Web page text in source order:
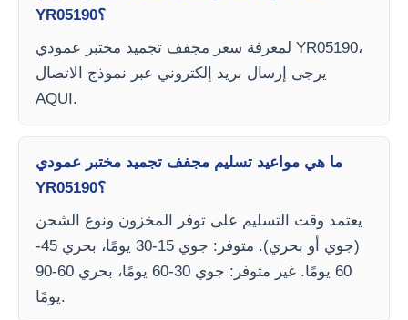
YR05190؟
لمعرفة سعر مجفف تجميد مختبر عمودي YR05190،
يرجى إرسال بريد إلكتروني عبر نموذج الاتصال
AQUI.
ما هي مواعيد تسليم مجفف تجميد مختبر عمودي
YR05190؟
يعتمد وقت التسليم على توفر المخزون ونوع الشحن
(جوي أو بحري). متوفر: جوي 15-30 يومًا، بحري 45-
60 يومًا. غير متوفر: جوي 30-60 يومًا، بحري 60-90
يومًا.